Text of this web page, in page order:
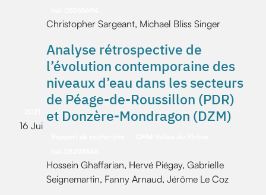
Christopher Sargeant, Michael Bliss Singer
16 Jui
Analyse rétrospective de
l’évolution contemporaine des
niveaux d’eau dans les secteurs
de Péage-de-Roussillon (PDR)
et Donzère-Mondragon (DZM)
Hossein Ghaffarian, Hervé Piégay, Gabrielle
Seignemartin, Fanny Arnaud, Jérôme Le Coz